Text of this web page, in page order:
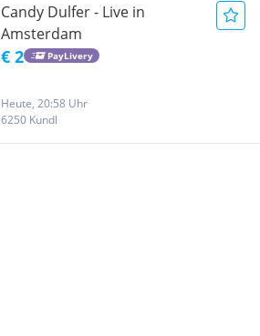
Candy Dulfer - Live in
Amsterdam
€ 2 PayLivery
Heute, 20:58 Uhr
6250 Kundl